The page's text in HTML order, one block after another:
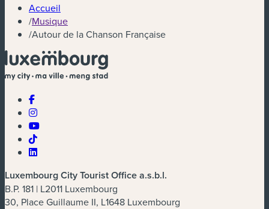
Accueil
/Musique
/Autour de la Chanson Française
Luxembourg City Tourist Office a.s.b.l.
B.P. 181 | L2011 Luxembourg
30, Place Guillaume II, L1648 Luxembourg